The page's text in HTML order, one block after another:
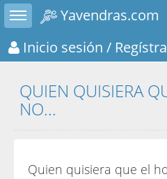
Toggle sidebar
Yavendras.com
Inicio sesión /
QUIEN QUISIERA
NO...
Quien quisiera que el